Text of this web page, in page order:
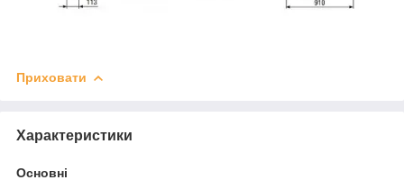
Приховати
Характеристики
Основні